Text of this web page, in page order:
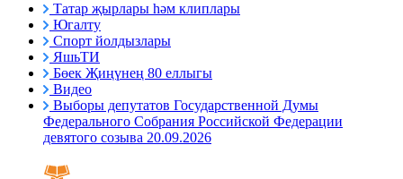
Татар җырлары һәм клиплары
Югалту
Спорт йолдызлары
ЯшьТИ
Бөек Җиңүнең 80 еллыгы
Видео
Выборы депутатов Государственной Думы
Федерального Собрания Российской Федерации
девятого созыва 20.09.2026